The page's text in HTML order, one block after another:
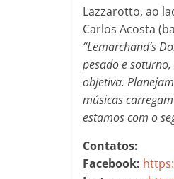
Lazzarotto, ao
Carlos Acosta
“Lemarchand’s
pesado e
objetiva.
músicas
estamos com o
Contatos:
Facebook: